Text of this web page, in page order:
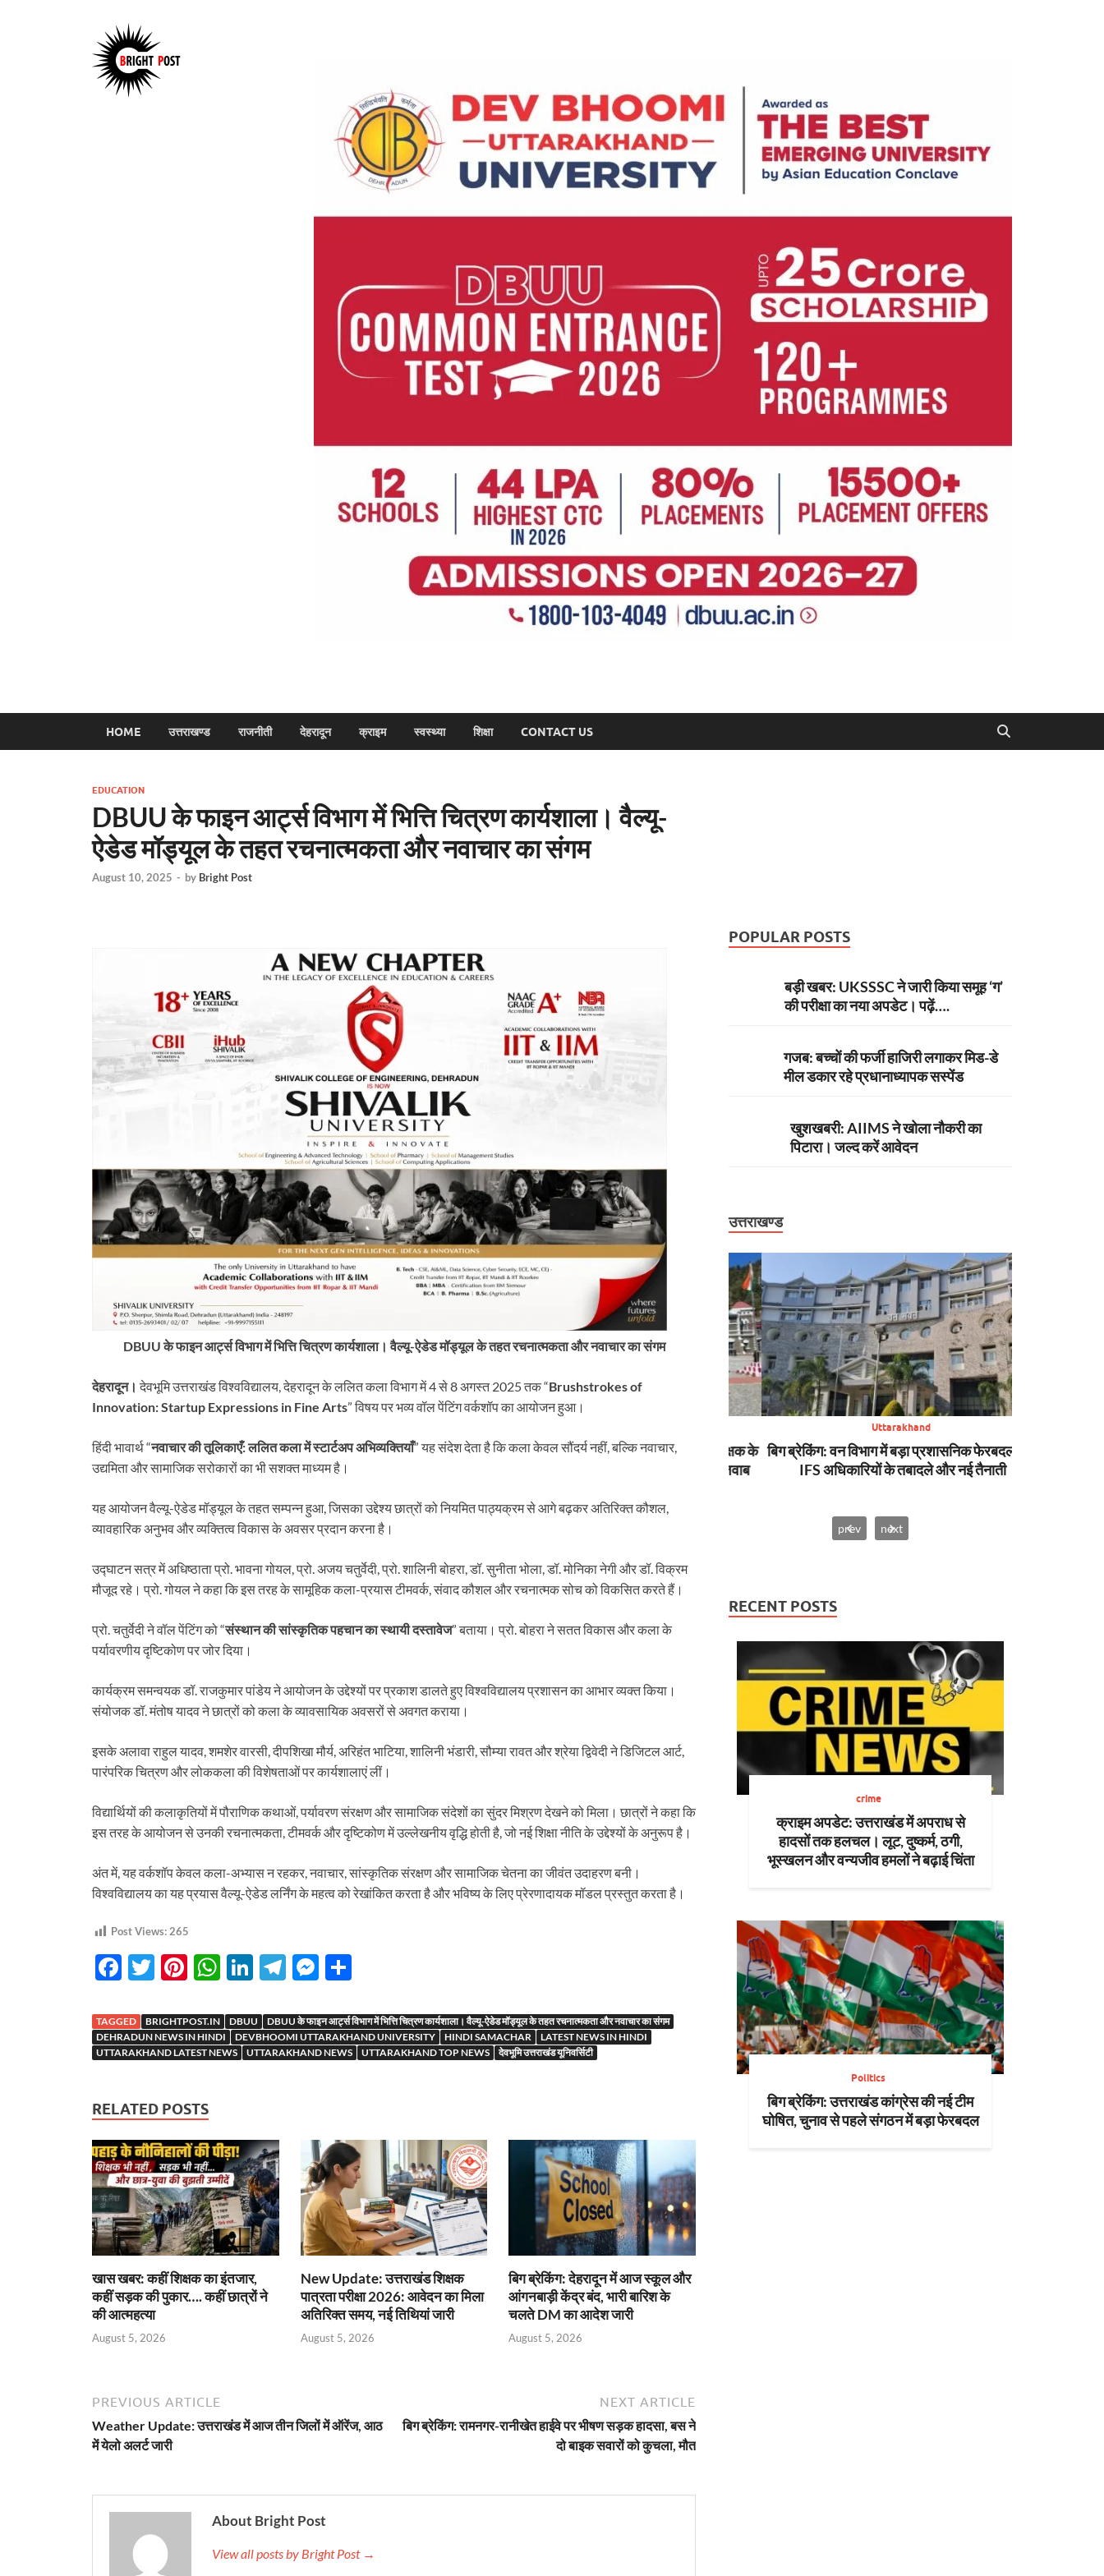
HOME उत्तराखण्ड राजनीती देहरादून क्राइम स्वस्थ्या शिक्षा CONTACT US
EDUCATION
DBUU के फाइन आर्ट्स विभाग में भित्ति चित्रण कार्यशाला। वैल्यू-
ऐडेड मॉड्यूल के तहत रचनात्मकता और नवाचार का संगम
August 10, 2025 - by Bright Post
DBUU के फाइन आर्ट्स विभाग में भित्ति चित्रण कार्यशाला। वैल्यू-ऐडेड मॉड्यूल के तहत रचनात्मकता और नवाचार का संगम
देहरादून। देवभूमि उत्तराखंड विश्वविद्यालय, देहरादून के ललित कला विभाग में 4 से 8 अगस्त 2025 तक “Brushstrokes of
Innovation: Startup Expressions in Fine Arts” विषय पर भव्य वॉल पेंटिंग वर्कशॉप का आयोजन हुआ।
हिंदी भावार्थ “नवाचार की तूलिकाएँ: ललित कला में स्टार्टअप अभिव्यक्तियाँ” यह संदेश देता है कि कला केवल सौंदर्य नहीं, बल्कि नवाचार,
उद्यमिता और सामाजिक सरोकारों का भी सशक्त माध्यम है।
यह आयोजन वैल्यू-ऐडेड मॉड्यूल के तहत सम्पन्न हुआ, जिसका उद्देश्य छात्रों को नियमित पाठ्यक्रम से आगे बढ़कर अतिरिक्त कौशल,
व्यावहारिक अनुभव और व्यक्तित्व विकास के अवसर प्रदान करना है।
उद्घाटन सत्र में अधिष्ठाता प्रो. भावना गोयल, प्रो. अजय चतुर्वेदी, प्रो. शालिनी बोहरा, डॉ. सुनीता भोला, डॉ. मोनिका नेगी और डॉ. विक्रम
मौजूद रहे। प्रो. गोयल ने कहा कि इस तरह के सामूहिक कला-प्रयास टीमवर्क, संवाद कौशल और रचनात्मक सोच को विकसित करते हैं।
प्रो. चतुर्वेदी ने वॉल पेंटिंग को “संस्थान की सांस्कृतिक पहचान का स्थायी दस्तावेज” बताया। प्रो. बोहरा ने सतत विकास और कला के
पर्यावरणीय दृष्टिकोण पर जोर दिया।
कार्यक्रम समन्वयक डॉ. राजकुमार पांडेय ने आयोजन के उद्देश्यों पर प्रकाश डालते हुए विश्वविद्यालय प्रशासन का आभार व्यक्त किया।
संयोजक डॉ. मंतोष यादव ने छात्रों को कला के व्यावसायिक अवसरों से अवगत कराया।
इसके अलावा राहुल यादव, शमशेर वारसी, दीपशिखा मौर्य, अरिहंत भाटिया, शालिनी भंडारी, सौम्या रावत और श्रेया द्विवेदी ने डिजिटल आर्ट,
पारंपरिक चित्रण और लोककला की विशेषताओं पर कार्यशालाएं लीं।
विद्यार्थियों की कलाकृतियों में पौराणिक कथाओं, पर्यावरण संरक्षण और सामाजिक संदेशों का सुंदर मिश्रण देखने को मिला। छात्रों ने कहा कि
इस तरह के आयोजन से उनकी रचनात्मकता, टीमवर्क और दृष्टिकोण में उल्लेखनीय वृद्धि होती है, जो नई शिक्षा नीति के उद्देश्यों के अनुरूप है।
अंत में, यह वर्कशॉप केवल कला-अभ्यास न रहकर, नवाचार, सांस्कृतिक संरक्षण और सामाजिक चेतना का जीवंत उदाहरण बनी।
विश्वविद्यालय का यह प्रयास वैल्यू-ऐडेड लर्निंग के महत्व को रेखांकित करता है और भविष्य के लिए प्रेरणादायक मॉडल प्रस्तुत करता है।
Post Views:265
F
e
b
o
k
T
itt
er
Pi
er
es
W
at
s
Li
k
e
T
e
gr
M
se
n
ar
e
TAGGED BRIGHTPOST.IN DBUU
DBUU के फाइन आर्ट्स विभाग में भित्ति चित्रण कार्यशाला। वैल्यू-ऐडेड मॉड्यूल के तहत रचनात्मकता और नवाचार का संगम
DEHRADUN NEWS IN HINDI
DEVBHOOMI UTTARAKHAND UNIVERSITY HINDI SAMACHAR
LATEST NEWS IN HINDI
UTTARAKHAND LATEST NEWS
UTTARAKHAND NEWS UTTARAKHAND TOP NEWS देवभूमि उत्तराखंड यूनिवर्सिटी
RELATED POSTS
खास खबर: कहीं शिक्षक का इंतजार,
कहीं सड़क की पुकार…. कहीं छात्रों ने
की आत्महत्या
August 5, 2026
New Update: उत्तराखंड शिक्षक
पात्रता परीक्षा 2026: आवेदन का मिला
अतिरिक्त समय, नई तिथियां जारी
August 5, 2026
बिग ब्रेकिंग: देहरादून में आज स्कूल और
आंगनबाड़ी केंद्र बंद, भारी बारिश के
चलते DM का आदेश जारी
August 5, 2026
PREVIOUS ARTICLE
Weather Update: उत्तराखंड में आज तीन जिलों में ऑरेंज, आठ
में येलो अलर्ट जारी
NEXT ARTICLE
बिग ब्रेकिंग: रामनगर-रानीखेत हाईवे पर भीषण सड़क हादसा, बस ने
दो बाइक सवारों को कुचला, मौत
About Bright Post
View all posts by Bright Post →
POPULAR POSTS
बड़ी खबर: UKSSSC ने जारी किया समूह ‘ग’
की परीक्षा का नया अपडेट। पढ़ें….
गजब: बच्चों की फर्जी हाजिरी लगाकर मिड-डे
मील डकार रहे प्रधानाध्यापक सस्पेंड
खुशखबरी: AIIMS ने खोला नौकरी का
पिटारा। जल्द करें आवेदन
उत्तराखण्ड
में बड़ा प्रशासनिक फेरबदल, कई
के तबादले और नई तैनाती
न्यूज़ अपडेट: मसूरी में चट्टान गिरी, कॉर्बेट में पर्यटक फंसे,
SDRF की मुस्तैदी से कांवड़िए बचे और धराली आपदा का
बिग ब्रेकिंग: हाईकोर्ट सख्त। 2,500 स्कूल एक शिक्षक के
Uttarakhand
बिग ब्रेकिंग: वन विभाग में बड़ा प्रशासनिक फेरबदल, कई
IFS अधिकारियों के तबादले और नई तैनाती
prev next
RECENT POSTS
crime
क्राइम अपडेट: उत्तराखंड में अपराध से
हादसों तक हलचल। लूट, दुष्कर्म, ठगी,
भूस्खलन और वन्यजीव हमलों ने बढ़ाई चिंता
Politics
बिग ब्रेकिंग: उत्तराखंड कांग्रेस की नई टीम
घोषित, चुनाव से पहले संगठन में बड़ा फेरबदल